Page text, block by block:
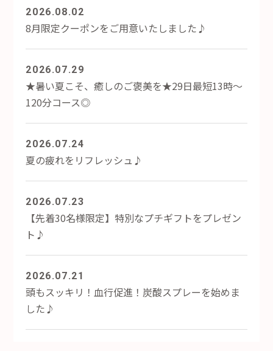
2026.08.02
8月限定クーポンをご用意いたしました♪
2026.07.29
★暑い夏こそ、癒しのご褒美を★29日最短13時～
120分コース◎
2026.07.24
夏の疲れをリフレッシュ♪
2026.07.23
【先着30名様限定】特別なプチギフトをプレゼン
ト♪
2026.07.21
頭もスッキリ！血行促進！炭酸スプレーを始めま
した♪